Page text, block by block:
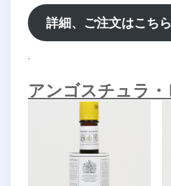
詳細、ご注文はこち
.
アンゴスチュラ